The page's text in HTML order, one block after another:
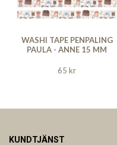
WASHI TAPE PENPALING
PAULA - ANNE 15 MM
65 kr
KUNDTJÄNST